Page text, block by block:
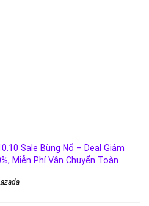
Sale Bùng Nổ – Deal Giảm
Miễn Phí Vận Chuyển Toàn